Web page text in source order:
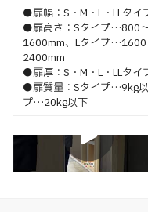
●扉幅：S・M・L・LLタ
●扉高さ：Sタイプ…800
1600mm、Lタイプ
2400mm
●扉厚：S・M・L・LLタ
●扉質量：Sタイプ…9kg
プ…20kg以下